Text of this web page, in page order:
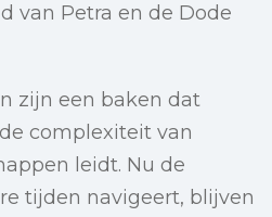
van Petra en de Dode
zijn een baken dat
complexiteit van
leidt. Nu de
tijden navigeert, blijven